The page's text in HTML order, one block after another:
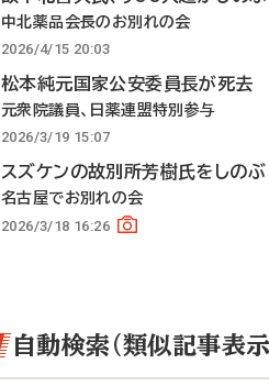
中北薬品会長のお別れの会
2026/4/15 20:03
松本純元国家公安委員長が死去
元衆院議員、日薬連盟特別参与
2026/3/19 15:07
スズケンの故別所芳樹氏をしのぶ
名古屋でお別れの会
2026/3/18 16:26
自動検索（類似記事表示